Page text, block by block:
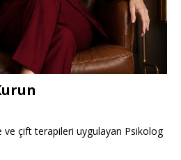
ve çift terapileri uygulayan Psikolog